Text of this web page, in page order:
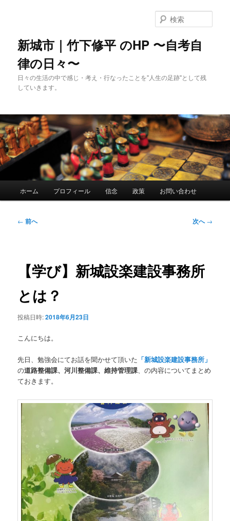
動
新城市｜竹下修平 のHP 〜自考自
律の日々〜
日々の生活の中で感じ・考え・行なったことを"人生の足跡"として残
していきます。
索
ホーム プロフィール 信念 政策 お問い合わせ
投
ョ
ン
← 前へ 次へ→
【学び】新城設楽建設事務所
とは？
投稿日時:2018年6月23日
こんにちは。
先日、勉強会にてお話を聞かせて頂いた 「新城設楽建設事務所」
の道路整備課、河川整備課、維持管理課、の内容についてまとめ
ておきます。